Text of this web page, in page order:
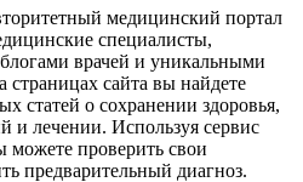
медицинский портал
специалисты,
врачей и уникальными
сайта вы найдете
статей о сохранении здоровья,
и лечении. Используя сервис
можете проверить свои
предварительный диагноз.